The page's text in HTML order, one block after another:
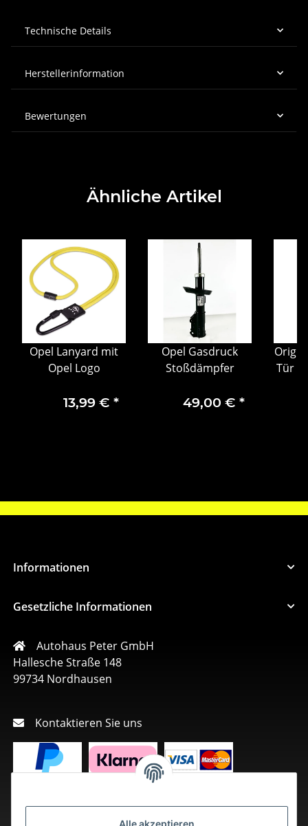
Alle akzeptieren
Technische Details
Herstellerinformation
Bewertungen
Ähnliche Artikel
Opel Lanyard mit
Opel Logo
13,99 € *
Opel Gasdruck
Stoßdämpfer
49,00 € *
Tür
Informationen
Gesetzliche Informationen
Autohaus Peter GmbH
Hallesche Straße 148
99734 Nordhausen
Kontaktieren Sie uns